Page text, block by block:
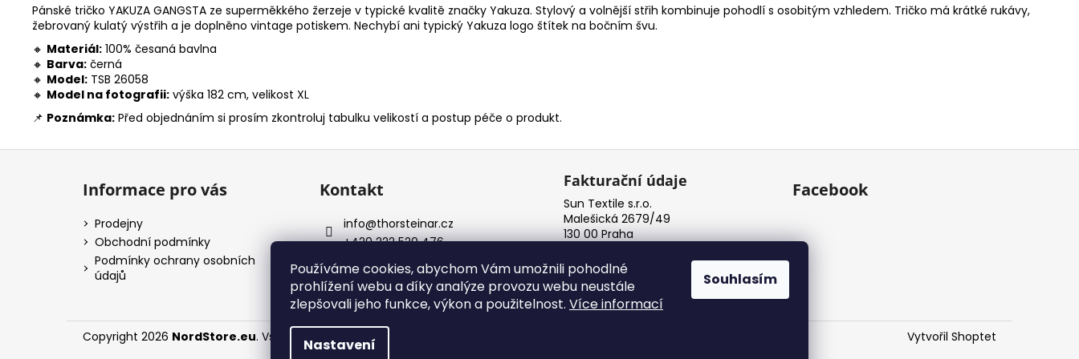
Používáme cookies, abychom Vám umožnili pohodlné
prohlížení webu a díky analýze provozu webu neustále
zlepšovali jeho funkce, výkon a použitelnost. Více informací
Nastavení
Souhlasím
Pánské tričko YAKUZA GANGSTA ze superměkkého žerzeje v typické kvalitě značky Yakuza. Stylový a volnější střih kombinuje pohodlí s osobitým vzhledem. Tričko má krátké rukávy,
žebrovaný kulatý výstřih a je doplněno vintage potiskem. Nechybí ani typický Yakuza logo štítek na bočním švu.
🔸 Materiál: 100% česaná bavlna
🔸 Barva: černá
🔸 Model: TSB 26058
🔸 Model na fotografii: výška 182 cm, velikost XL
📌 Poznámka: Před objednáním si prosím zkontroluj tabulku velikostí a postup péče o produkt.
Z
Informace pro vás
Prodejny
Obchodní podmínky
Podmínky ochrany osobních
údajů
Kontakt
info@thorsteinar.cz
+420 222 520 476
Nordstore
Fakturační údaje
Sun Textile s.r.o.
Malešická 2679/49
130 00 Praha
Facebook
Vytvořil Shoptet
Copyright 2026 NordStore.eu. Všechna práva vyhrazena.